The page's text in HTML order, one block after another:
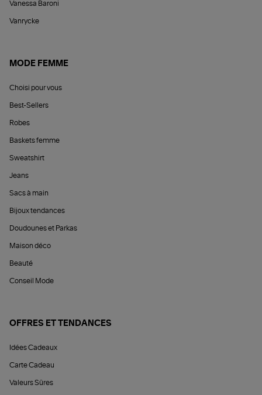
Vanessa Baroni
Vanrycke
MODE FEMME
Choisi pour vous
Best-Sellers
Robes
Baskets femme
Sweatshirt
Jeans
Sacs à main
Bijoux tendances
Doudounes et Parkas
Maison déco
Beauté
Conseil Mode
OFFRES ET TENDANCES
Idées Cadeaux
Carte Cadeau
Valeurs Sûres